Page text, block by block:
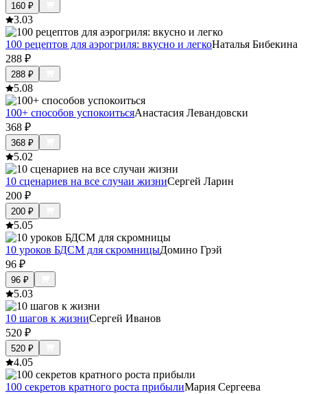
160 ₽
3.03
100 рецептов для аэрогриля: вкусно и легкоНаталья Бибекина
288 ₽
288 ₽
5.08
100+ способов успокоитьсяАнастасия Левандовски
368 ₽
368 ₽
5.02
10 сценариев на все случаи жизниСергей Ларин
200 ₽
200 ₽
5.05
10 уроков БДСМ для скромницыДомино Грэй
96 ₽
96 ₽
5.03
10 шагов к жизниСергей Иванов
520 ₽
520 ₽
4.05
100 секретов кратного роста прибылиМария Сергеева